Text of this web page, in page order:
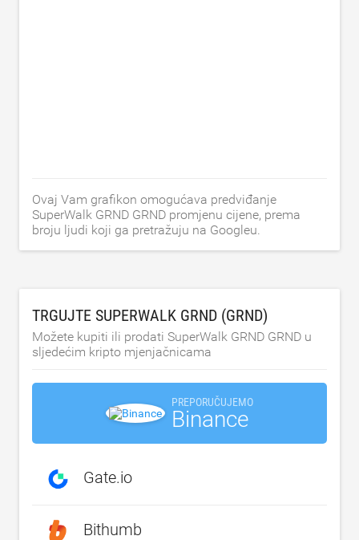
Ovaj Vam grafikon omogućava predviđanje
SuperWalk GRND GRND promjenu cijene, prema
broju ljudi koji ga pretražuju na Googleu.
TRGUJTE SUPERWALK GRND (GRND)
Možete kupiti ili prodati SuperWalk GRND GRND u
sljedećim kripto mjenjačnicama
PREPORUČUJEMO
Binance
Gate.io
Bithumb